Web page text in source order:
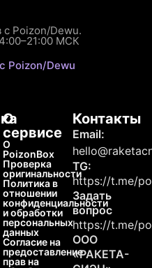
с Poizon/Dewu.
МСК
Poizon/Dewu
О
сервисе
О
PoizonBox
Проверка
оригинальности
Политика в
отношении
конфиденциальности
и обработки
персональных
данных
Согласие на
предоставление
прав на
Контакты
Email:
TG:
https://t.me/
Задать
вопрос
https://t.me/
ООО
«РАКЕТА-